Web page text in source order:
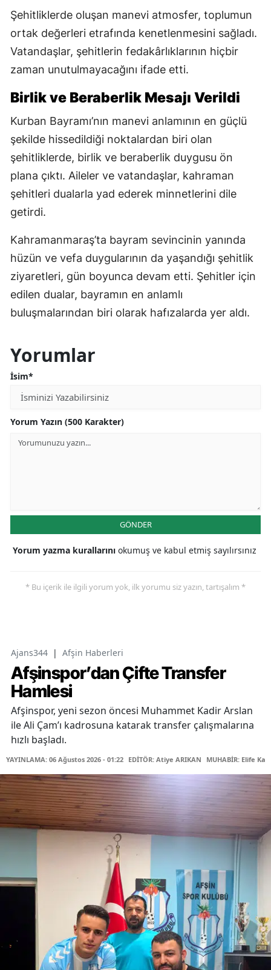
Şehitliklerde oluşan manevi atmosfer, toplumun
ortak değerleri etrafında kenetlenmesini sağladı.
Vatandaşlar, şehitlerin fedakârlıklarının hiçbir
zaman unutulmayacağını ifade etti.
Birlik ve Beraberlik Mesajı Verildi
Kurban Bayramı’nın manevi anlamının en güçlü
şekilde hissedildiği noktalardan biri olan
şehitliklerde, birlik ve beraberlik duygusu ön
plana çıktı. Aileler ve vatandaşlar, kahraman
şehitleri dualarla yad ederek minnetlerini dile
getirdi.
Kahramanmaraş’ta bayram sevincinin yanında
hüzün ve vefa duygularının da yaşandığı şehitlik
ziyaretleri, gün boyunca devam etti. Şehitler için
edilen dualar, bayramın en anlamlı
buluşmalarından biri olarak hafızalarda yer aldı.
Yorumlar
İsim*
Yorum Yazın (500 Karakter)
GÖNDER
Yorum yazma kurallarını okumuş ve kabul etmiş sayılırsınız
* Bu içerik ile ilgili yorum yok, ilk yorumu siz yazın, tartışalım *
Ajans344 | Afşin Haberleri
Afşinspor’dan Çifte Transfer
Hamlesi
Afşinspor, yeni sezon öncesi Muhammet Kadir Arslan
ile Ali Çam’ı kadrosuna katarak transfer çalışmalarına
hızlı başladı.
YAYINLAMA: 06 Ağustos 2026 - 01:22 EDİTÖR: Atiye ARIKAN MUHABİR: Elife